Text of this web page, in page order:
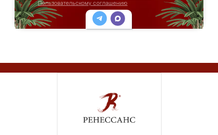
Пользовательскому соглашению